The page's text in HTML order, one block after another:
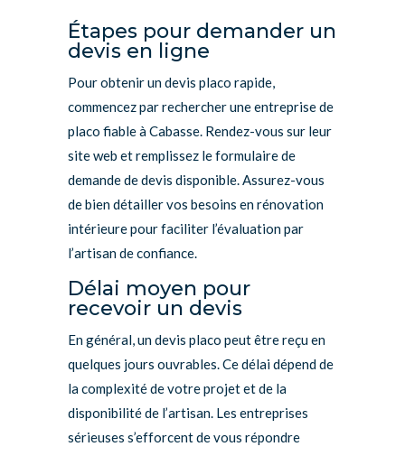
Étapes pour demander un
devis en ligne
Pour obtenir un devis placo rapide,
commencez par rechercher une entreprise de
placo fiable à Cabasse. Rendez-vous sur leur
site web et remplissez le formulaire de
demande de devis disponible. Assurez-vous
de bien détailler vos besoins en rénovation
intérieure pour faciliter l’évaluation par
l’artisan de confiance.
Délai moyen pour
recevoir un devis
En général, un devis placo peut être reçu en
quelques jours ouvrables. Ce délai dépend de
la complexité de votre projet et de la
disponibilité de l’artisan. Les entreprises
sérieuses s’efforcent de vous répondre